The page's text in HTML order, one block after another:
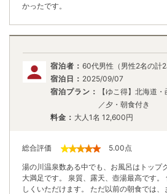
かったです。
宿泊者： 60代男性（男性2名の計2
宿泊日： 2025/09/07
宿泊プラン：
【ゆこ得】北海道
／夕・朝食付き
料金： 大人1名 12,600円
総合評価 5.00点
湯の川温泉数ある中でも、お風呂はトップ
大満足です。 泉質、露天、壺湯最高です
しくいただけます。 ただ以前の朝食では